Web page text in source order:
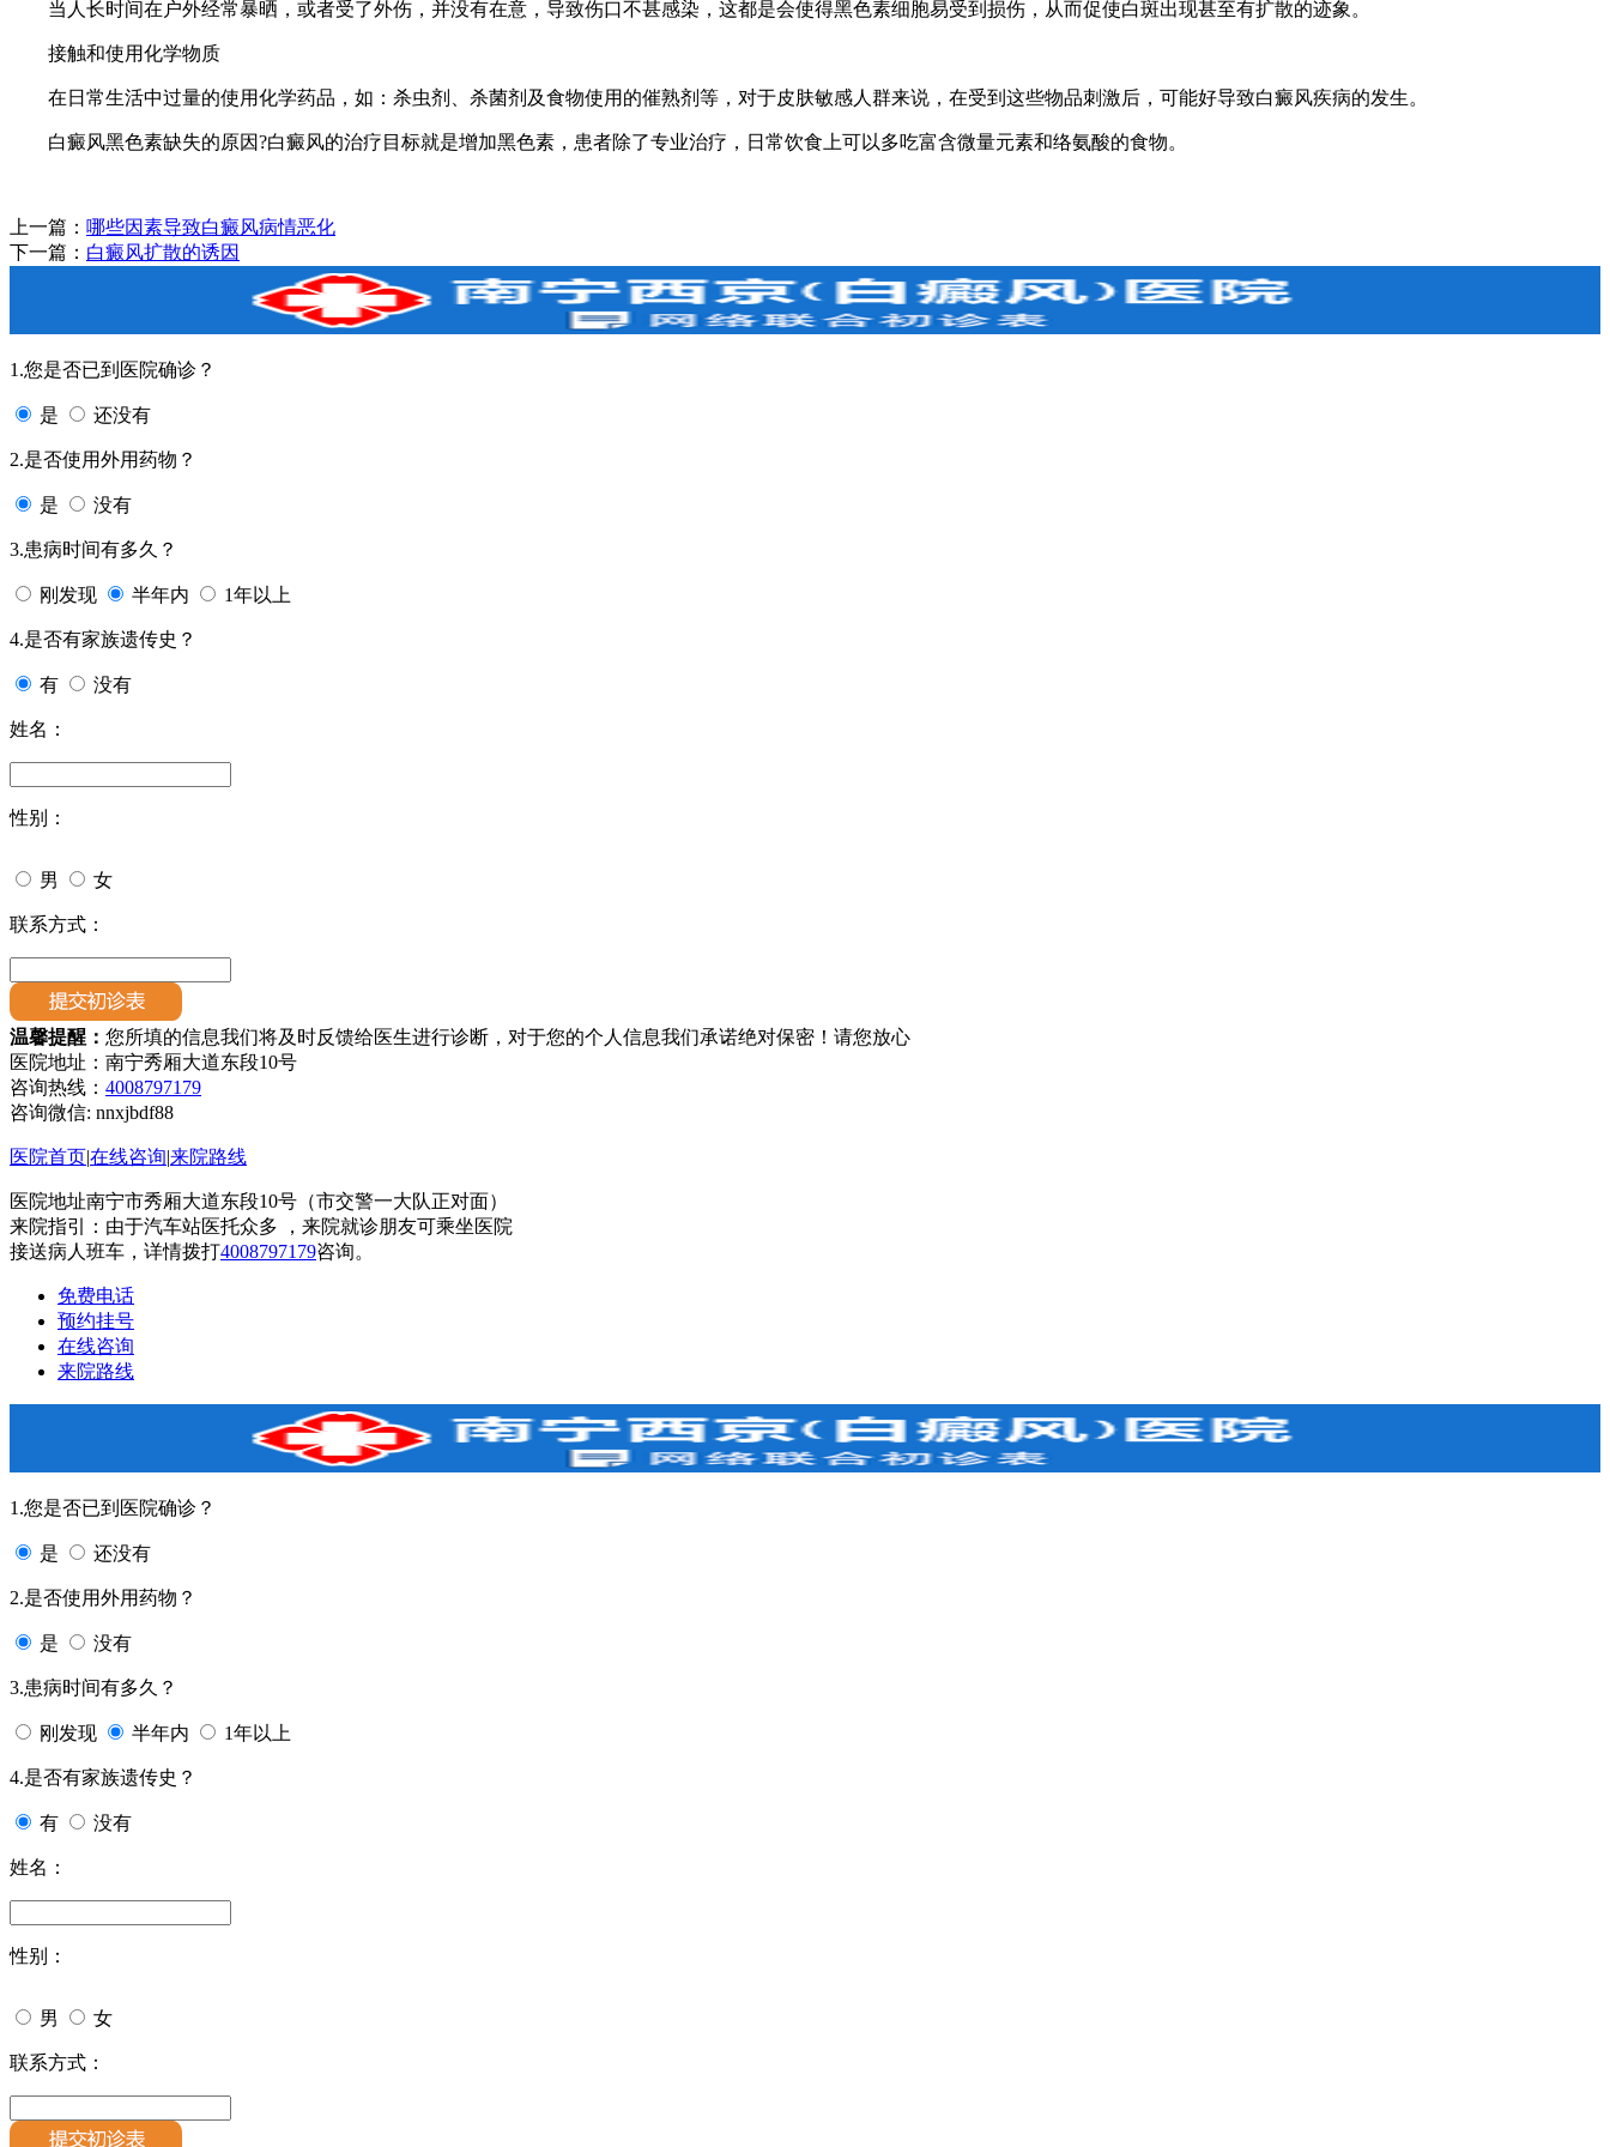
当人长时间在户外经常暴晒，或者受了外伤，并没有在意，导致伤口不甚感染，这都是会使得黑色素细胞易受到损伤，从而促使白斑出现甚至有扩散的迹象。
接触和使用化学物质
在日常生活中过量的使用化学药品，如：杀虫剂、杀菌剂及食物使用的催熟剂等，对于皮肤敏感人群来说，在受到这些物品刺激后，可能好导致白癜风疾病的发生。
白癜风黑色素缺失的原因?白癜风的治疗目标就是增加黑色素，患者除了专业治疗，日常饮食上可以多吃富含微量元素和络氨酸的食物。
上一篇： 哪些因素导致白癜风病情恶化
下一篇： 白癜风扩散的诱因
1.您是否已到医院确诊？
是 还没有
2.是否使用外用药物？
是 没有
3.患病时间有多久？
刚发现 半年内 1年以上
4.是否有家族遗传史？
有 没有
姓名：
性别：
男 女
联系方式：
温馨提醒： 您所填的信息我们将及时反馈给医生进行诊断，对于您的个人信息我们承诺绝对保密！请您放心
医院地址：南宁秀厢大道东段10号
咨询热线： 4008797179
咨询微信: nnxjbdf88
医院首页|在线咨询|来院路线
医院地址南宁市秀厢大道东段10号（市交警一大队正对面）
来院指引：由于汽车站医托众多 ，来院就诊朋友可乘坐医院
接送病人班车，详情拨打4008797179咨询。
免费电话
预约挂号
在线咨询
来院路线
1.您是否已到医院确诊？
是 还没有
2.是否使用外用药物？
是 没有
3.患病时间有多久？
刚发现 半年内 1年以上
4.是否有家族遗传史？
有 没有
姓名：
性别：
男 女
联系方式：